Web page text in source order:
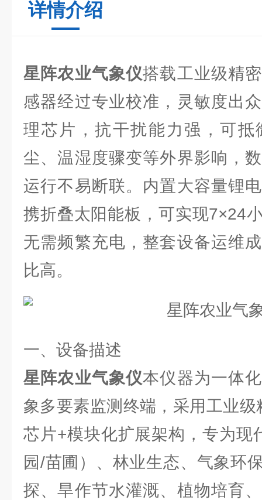
详情介绍
星阵农业气象仪搭载工业级精
感器经过专业校准，灵敏度出
理芯片，抗干扰能力强，可抵
尘、温湿度骤变等外界影响，
运行不易断联。内置大容量锂
携折叠太阳能板，可实现7×24
无需频繁充电，整套设备运维
比高。
一、设备描述
星阵农业气象仪本仪器为一体
象多要素监测终端，采用工业
芯片+模块化扩展架构，专为现
园/苗圃）、林业生态、气象环
探、旱作节水灌溉、植物培育